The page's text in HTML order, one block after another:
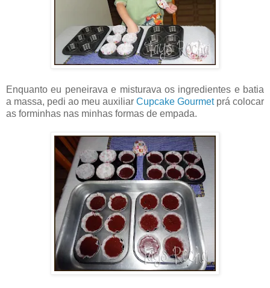
Enquanto eu peneirava e misturava os ingredientes e batia
a massa, pedi ao meu auxiliar Cupcake Gourmetprá colocar
as forminhas nas minhas formas de empada.